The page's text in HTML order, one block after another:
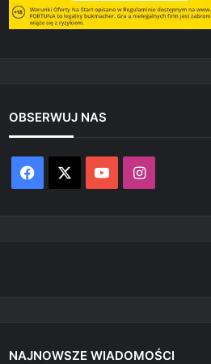
OBSERWUJ NAS
Facebook YouTubeInstagram
NAJNOWSZE WIADOMOŚCI